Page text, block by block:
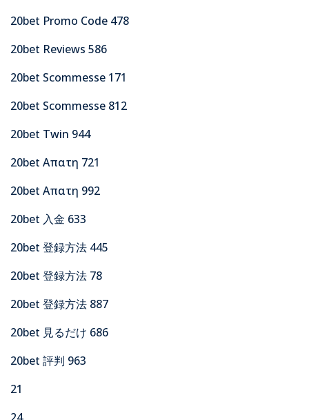
20bet Promo Code 478
20bet Reviews 586
20bet Scommesse 171
20bet Scommesse 812
20bet Twin 944
20bet Απατη 721
20bet Απατη 992
20bet 入金 633
20bet 登録方法 445
20bet 登録方法 78
20bet 登録方法 887
20bet 見るだけ 686
20bet 評判 963
21
24